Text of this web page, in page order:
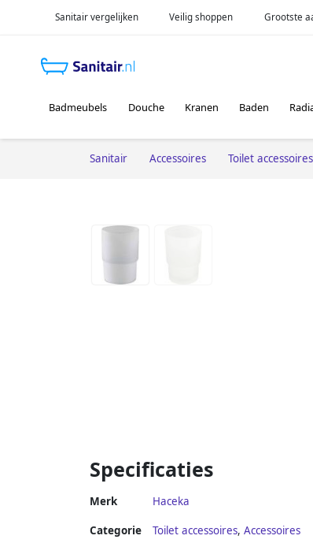
Sanitair vergelijken Veilig shoppen Grootste
Badmeubels Douche Kranen Baden
Sanitair Accessoires Toilet accessoires
Specificaties
Merk Haceka
Categorie Toilet accessoires, Accessoires